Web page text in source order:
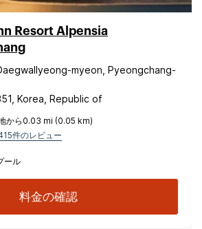
Resort Alpensia
myeon, Pyeongchang-
Korea, Republic of
から0.03 mi (0.05 km)
件のレビュー
ール
料金の確認